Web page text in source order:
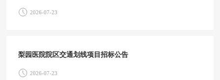
2026-07-23
梨园医院院区交通划线项目招标公告
2026-07-23